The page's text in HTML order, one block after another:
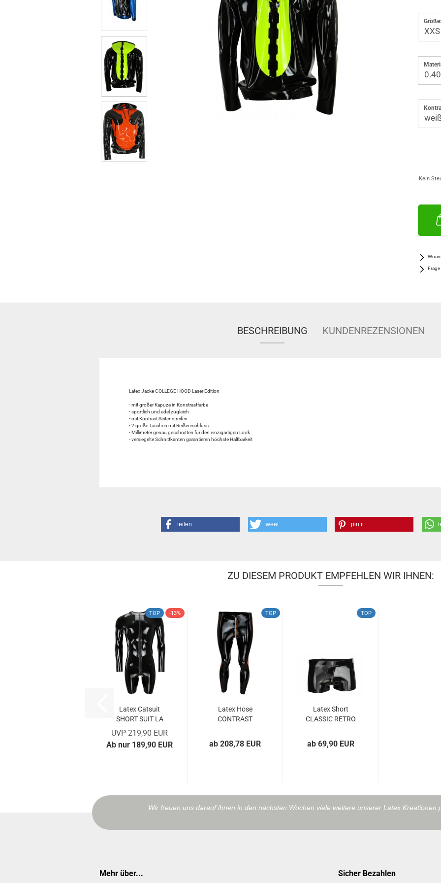
Größe:
Kein
BESCHREIBUNG KUNDENREZENSIONEN
Latex Jacke COLLEGE HOOD Laser Edition
- mit großer Kapuze in Konstrastfarbe
- sportlich und edel zugleich
- mit Kontrast Seitenstreifen
- 2 große Taschen mit Reißverschluss
- Millimeter genau geschnitten für den einzigartigen Look
- versiegelte Schnittkanten garantieren höchste Haltbarkeit
teilen tweet pin it
ZU DIESEM PRODUKT EMPFEHLEN WIR IHNEN:
TOP -13%
Latex Catsuit
SHORT SUIT LA
UVP 219,90 EUR
Ab nur 189,90 EUR
TOP
Latex Hose
CONTRAST
ab 208,78 EUR
TOP
Latex Short
CLASSIC RETRO
ab 69,90 EUR
Wir freuen uns darauf ihnen in den nächsten Wochen viele weitere unserer Latex Kreationen
Mehr über... Sicher Bezahlen